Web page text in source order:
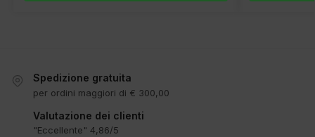
Spedizione gratuita
per ordini maggiori di € 300,00
Valutazione dei clienti
"Eccellente" 4,86/5